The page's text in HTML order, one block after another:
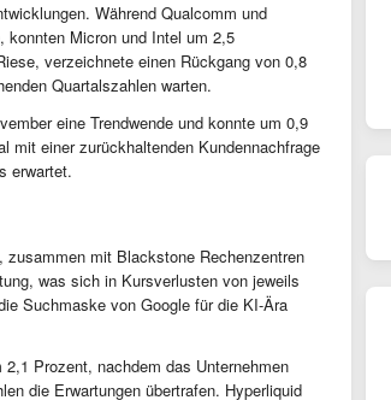
Während Qualcomm und
konnten Micron und Intel um 2,5
verzeichnete einen Rückgang von 0,8
Quartalszahlen warten.
eine Trendwende und konnte um 0,9
mit einer zurückhaltenden Kundennachfrage
erwartet.
mit Blackstone Rechenzentren
was sich in Kursverlusten von jeweils
Suchmaske von Google für die KI-Ära
Prozent, nachdem das Unternehmen
die Erwartungen übertrafen. Hyperliquid